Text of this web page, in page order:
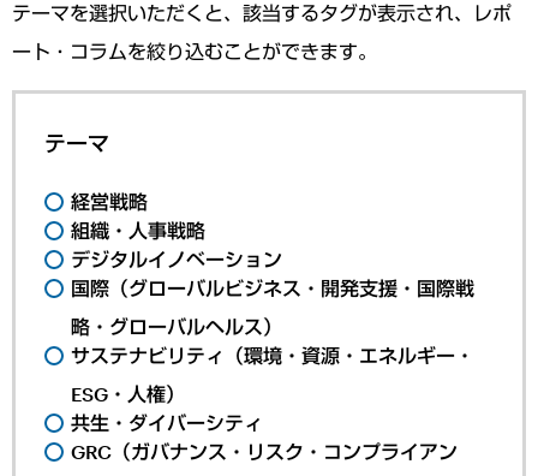
テーマを選択いただくと、該当するタグが表示され、レポ
ート・コラムを絞り込むことができます。
テーマ
経営戦略
組織・人事戦略
デジタルイノベーション
国際（グローバルビジネス・開発支援・国際戦
略・グローバルヘルス）
サステナビリティ（環境・資源・エネルギー・
ESG・人権）
共生・ダイバーシティ
GRC（ガバナンス・リスク・コンプライアン